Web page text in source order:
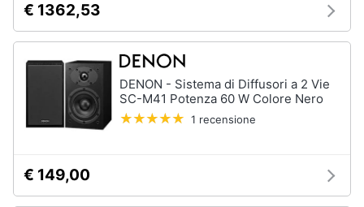
€ 1362,53
DENON - Sistema di Diffusori a 2 Vie
SC-M41 Potenza 60 W Colore Nero
1 recensione
€ 149,00